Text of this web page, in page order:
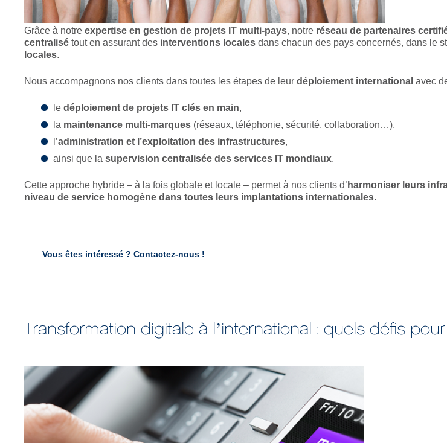
Grâce à notreexpertise en gestion de projets IT multi-pays, notre réseau de partenaires
centralisé tout en assurant des interventions locales dans chacun des pays concernés, dans le
locales.
Nous accompagnons nos clients dans toutes les étapes de leurdéploiement international avec
ledéploiement de projets IT clés en main,
la maintenance multi-marques (réseaux, téléphonie, sécurité, collaboration…),
l’administration et l’exploitation des infrastructures,
ainsi que lasupervision centralisée des services IT mondiaux.
Cette approche hybride – à la fois globale et locale – permet à nos clients d’ harmoniser leurs
niveau de service homogène dans toutes leurs implantations internationales.
Vous êtes intéressé ? Contactez-nous !
Transformation digitale à l’international : quels défis